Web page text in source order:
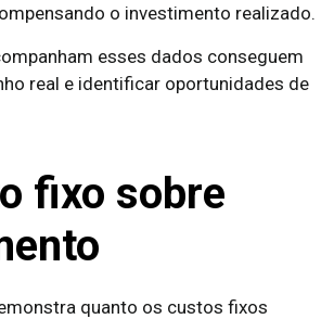
o investimento realizado.
esses dados conseguem
real e identificar oportunidades de
fixo sobre
quanto os custos fixos